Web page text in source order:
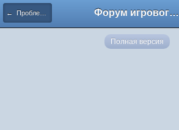
← Проблемы в игре Форум игрового проекта Riverrise
Полная версия